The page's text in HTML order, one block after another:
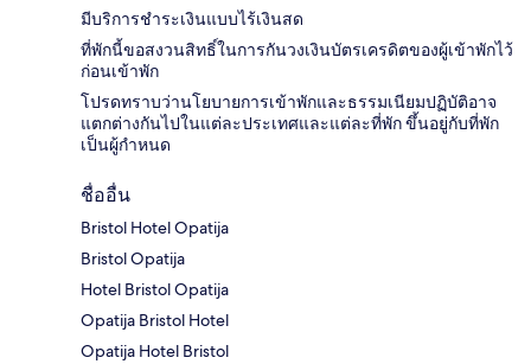
มีบริการชำระเงินแบบไร้เงินสด
ที่พักนี้ขอสงวนสิทธิ์ในการกันวงเงินบัตรเครดิตของผู้เข้าพักไว้
ก่อนเข้าพัก
โปรดทราบว่านโยบายการเข้าพักและธรรมเนียมปฏิบัติอาจ
แตกต่างกันไปในแต่ละประเทศและแต่ละที่พัก ขึ้นอยู่กับที่พัก
เป็นผู้กำหนด
ชื่ออื่น
Bristol Hotel Opatija
Bristol Opatija
Hotel Bristol Opatija
Opatija Bristol Hotel
Opatija Hotel Bristol